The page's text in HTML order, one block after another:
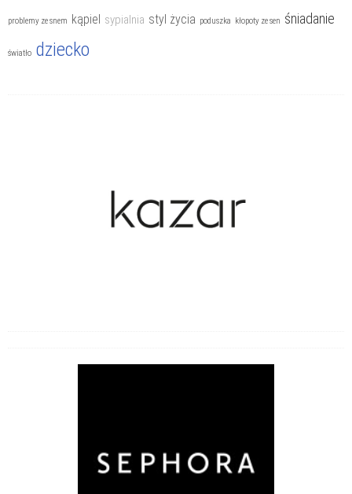
problemy ze snem kąpiel sypialnia styl życia poduszka kłopoty ze sen śniadanie
światło dziecko